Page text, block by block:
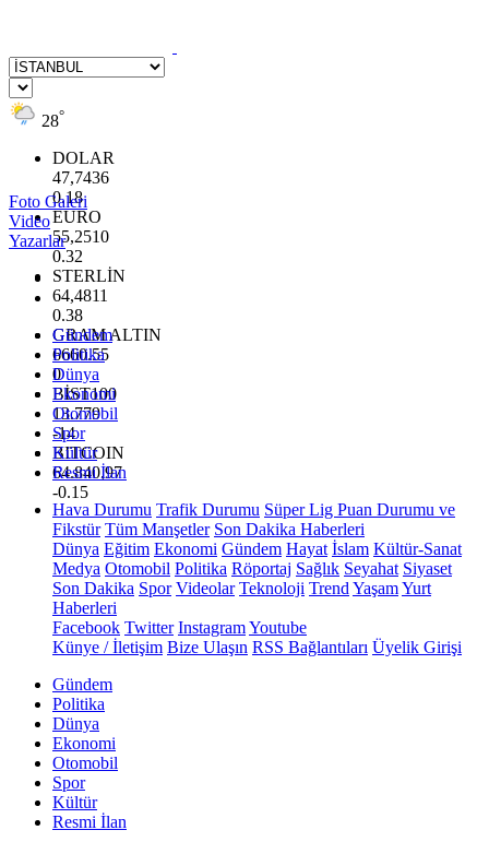
28°
DOLAR
47,7436
0.18
EURO
55,2510
0.32
STERLİN
64,4811
0.38
GRAM ALTIN
6660.55
0
BİST100
13.779
-14
BITCOIN
64.840,97
-0.15
Foto Galeri
Video
Yazarlar
Gündem
Politika
Dünya
Ekonomi
Otomobil
Spor
Kültür
Resmi İlan
Hava Durumu Trafik Durumu Süper Lig Puan Durumu ve
Fikstür Tüm Manşetler Son Dakika Haberleri
Dünya Eğitim Ekonomi Gündem Hayat İslam Kültür-Sanat
Medya Otomobil Politika Röportaj Sağlık Seyahat Siyaset
Son Dakika Spor Videolar Teknoloji Trend YaşamYurt
Haberleri
Facebook Twitter InstagramYoutube
Künye / İletişim Bize Ulaşın RSS Bağlantıları Üyelik Girişi
Gündem
Politika
Dünya
Ekonomi
Otomobil
Spor
Kültür
Resmi İlan